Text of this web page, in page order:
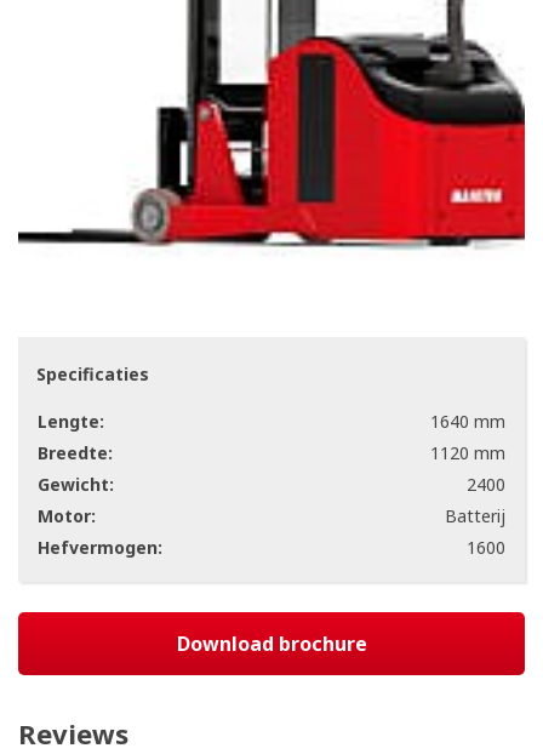
Specificaties
Lengte:
1640 mm
Breedte:
1120 mm
Gewicht:
2400
Motor:
Batterij
Hefvermogen:
1600
Download brochure
Reviews